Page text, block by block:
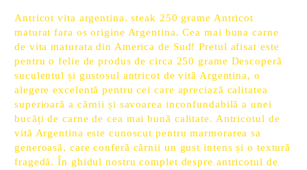
Antricot vita argentina. steak 250 grame Antricot
maturat fara os origine Argentina. Cea mai buna carne
de vita maturata din America de Sud! Pretul afisat este
pentru o felie de produs de circa 250 grame Descoperă
suculentul și gustosul antricot de vită Argentina, o
alegere excelentă pentru cei care apreciază calitatea
superioară a cărnii și savoarea inconfundabilă a unei
bucăți de carne de cea mai bună calitate. Antricotul de
vită Argentina este cunoscut pentru marmorarea sa
generoasă, care conferă cărnii un gust intens și o textură
fragedă. În ghidul nostru complet despre antricotul de